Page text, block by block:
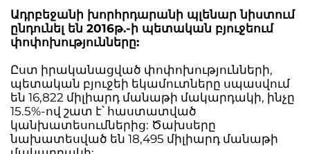
Ադրբեջանի խորհրդարանի պլենար նիստում
ընդունել են 2016թ.-ի պետական բյուջեում
փոփոխությունները:
Ըստ իրականացված փոփոխությունների,
պետական բյուջեի եկամուտները սպասվում
են 16,822 միլիարդ մանաթի մակարդակի, ինչը
15.5%-ով շատ է՝ հաստատված
կանխատեսումներից: Ծախսերը
նախատեսված են 18,495 միլիարդ մանաթի